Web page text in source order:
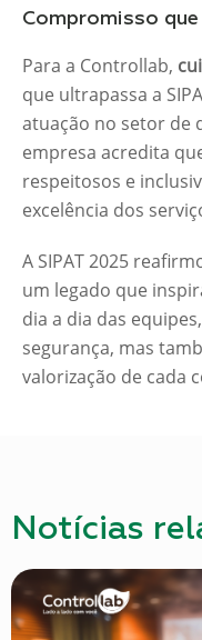
Compromisso
Para a Controllab,
que ultrapassa a
atuação no setor de
empresa acredita
respeitosos e
excelência dos
A SIPAT 2025
um legado que
dia a dia das
segurança, mas
valorização de cada
Notícias